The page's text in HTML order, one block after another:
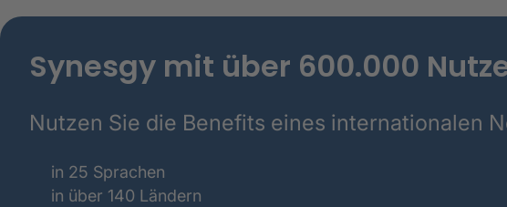
Synesgy mit über 600.000
Nutzen Sie die Benefits eines internationalen
in 25 Sprachen
in über 140 Ländern